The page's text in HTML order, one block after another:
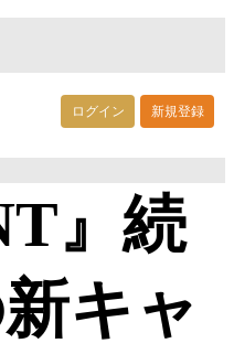
ログイン 新規登録
』続
キャ